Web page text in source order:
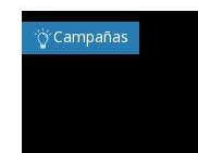
Campañas